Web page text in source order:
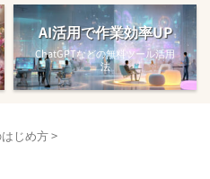
AI活用で作業効率UP
ChatGPTなどの無料ツール活用
法
じめ方>